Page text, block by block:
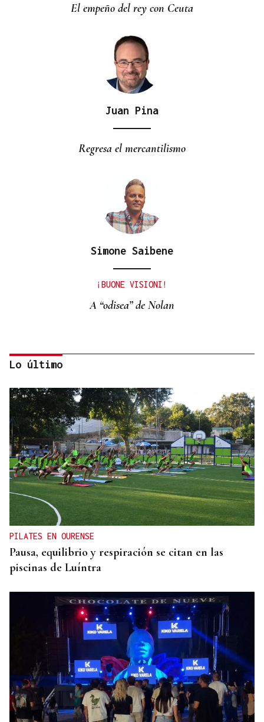
El empeño del rey con Ceuta
Juan Pina
Regresa el mercantilismo
Simone Saibene
¡BUONE VISIONI!
A “odisea” de Nolan
Xose A. Perozo
PENSAR POR PENSAR
El incómodo vecino del sur
Lo último
PILATES EN OURENSE
Pausa, equilibrio y respiración se citan en las
piscinas de Luíntra